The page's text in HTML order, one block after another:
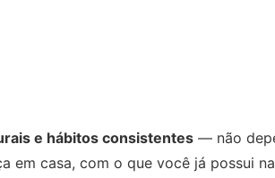
e hábitos consistentes — não
em casa, com o que você já possui